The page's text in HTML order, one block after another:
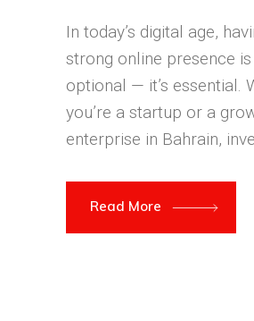
In today’s digital age,
strong online presence
optional — it’s essential.
you’re a startup or a
enterprise in Bahrain,
Read More